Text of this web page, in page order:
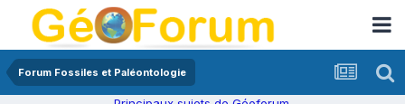
Forum Fossiles et Paléontologie